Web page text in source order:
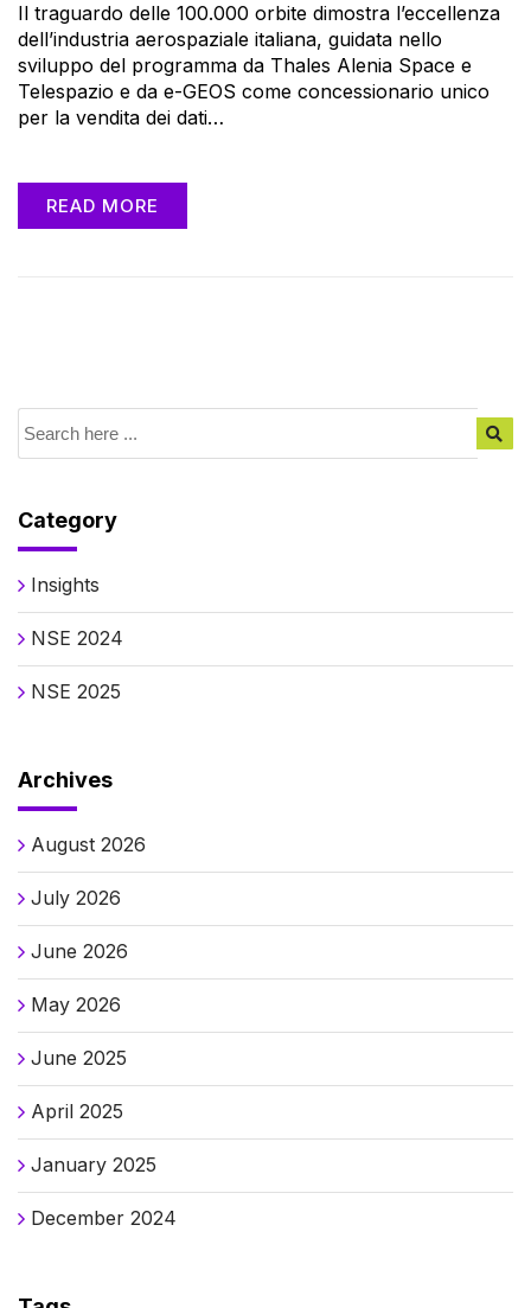
Il traguardo delle 100.000 orbite dimostra l’eccellenza
dell’industria aerospaziale italiana, guidata nello
sviluppo del programma da Thales Alenia Space e
Telespazio e da e-GEOS come concessionario unico
per la vendita dei dati…
READ MORE
Category
Insights
NSE 2024
NSE 2025
Archives
August 2026
July 2026
June 2026
May 2026
June 2025
April 2025
January 2025
December 2024